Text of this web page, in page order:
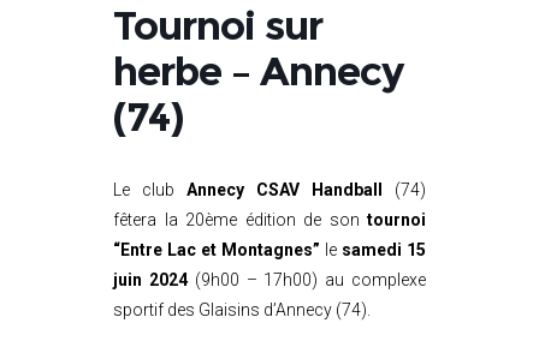
Tournoi sur
herbe – Annecy
(74)
Le club Annecy CSAV Handball
(74)
fêtera la 20ème édition de son tournoi
“Entre Lac et Montagnes” le samedi 15
juin 2024 (9h00 – 17h00) au complexe
sportif des Glaisins d’Annecy (74).